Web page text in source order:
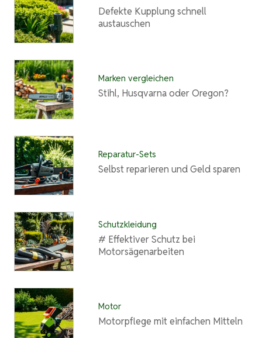
Defekte Kupplung schnell
austauschen
Marken vergleichen
Stihl, Husqvarna oder Oregon?
Reparatur-Sets
Selbst reparieren und Geld sparen
Schutzkleidung
# Effektiver Schutz bei
Motorsägenarbeiten
Motor
Motorpflege mit einfachen Mitteln